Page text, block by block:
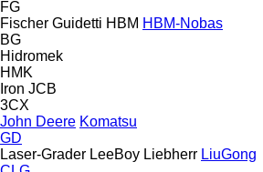
FG
Fischer Guidetti HBM HBM-Nobas
BG
Hidromek
HMK
Iron JCB
3CX
John Deere Komatsu
GD
Laser-Grader LeeBoy Liebherr LiuGong